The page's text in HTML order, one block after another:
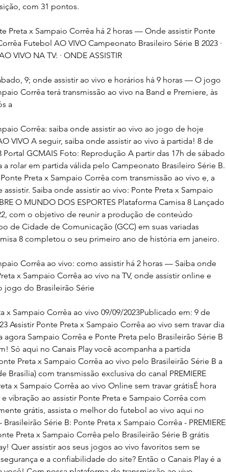
com 31 pontos.
Preta x Sampaio Corrêa há 2 horas — Onde assistir Ponte
Futebol AO VIVO Campeonato Brasileiro Série B 2023 ·
VIVO NA TV: · ONDE ASSISTIR
9; onde assistir ao vivo e horários há 9 horas — O jogo
Corrêa terá transmissão ao vivo na Band e Premiere, às
a
Corrêa: saiba onde assistir ao vivo ao jogo de hoje
VIVO A seguir, saiba onde assistir ao vivo à partida! 8 de
Portal GCMAIS Foto: Reprodução A partir das 17h de sábado
a rolar em partida válida pelo Campeonato Brasileiro Série B.
Preta x Sampaio Corrêa com transmissão ao vivo e, a
assistir. Saiba onde assistir ao vivo: Ponte Preta x Sampaio
O MUNDO DOS ESPORTES Plataforma Camisa 8 Lançado
com o objetivo de reunir a produção de conteúdo
de Cidade de Comunicação (GCC) em suas variadas
8 completou o seu primeiro ano de história em janeiro.
Corrêa ao vivo: como assistir há 2 horas — Saiba onde
x Sampaio Corrêa ao vivo na TV, onde assistir online e
jogo do Brasileirão Série
x Sampaio Corrêa ao vivo 09/09/2023Publicado em: 9 de
Assistir Ponte Preta x Sampaio Corrêa ao vivo sem travar dia
agora Sampaio Corrêa e Ponte Preta pelo Brasileirão Série B
Só aqui no Canais Play você acompanha a partida
Preta x Sampaio Corrêa ao vivo pelo Brasileirão Série B a
Brasília) com transmissão exclusiva do canal PREMIERE
x Sampaio Corrêa ao vivo Online sem travar grátisÉ hora
vibração ao assistir Ponte Preta e Sampaio Corrêa com
grátis, assista o melhor do futebol ao vivo aqui no
Brasileirão Série B: Ponte Preta x Sampaio Corrêa - PREMIERE
Preta x Sampaio Corrêa pelo Brasileirão Série B grátis
Quer assistir aos seus jogos ao vivo favoritos sem se
e a confiabilidade do site? Então o Canais Play é a